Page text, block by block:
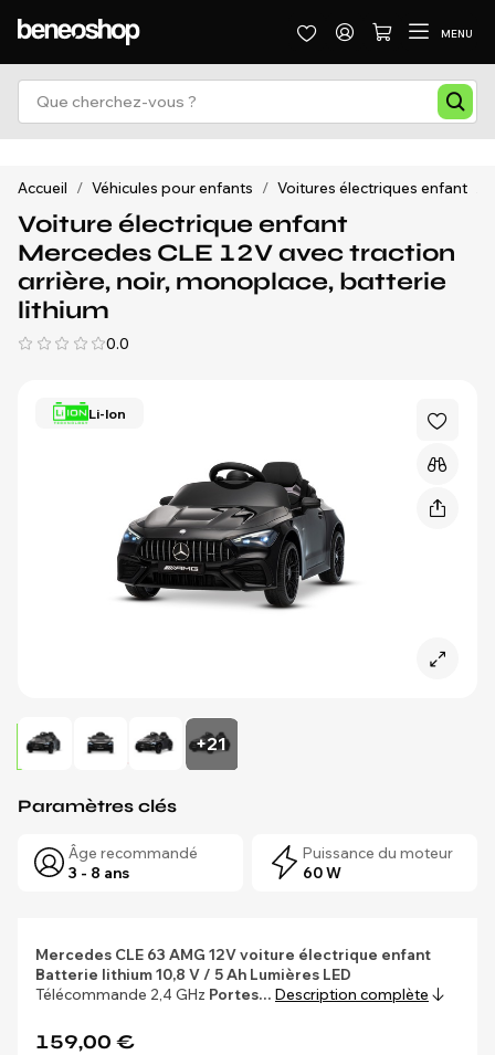
MENU
Accueil / Véhicules pour enfants / Voitures électriques enfant
Voiture électrique enfant
Mercedes CLE 12V avec traction
arrière, noir, monoplace, batterie
lithium
0.0
Li-Ion
+21
Paramètres clés
Âge recommandé
3 - 8 ans
Puissance du moteur
60 W
Mercedes CLE 63 AMG 12V voiture électrique enfant
Batterie lithium 10,8 V / 5 Ah Lumières LED
Télécommande 2,4 GHz Portes… Description complète
159,00 €